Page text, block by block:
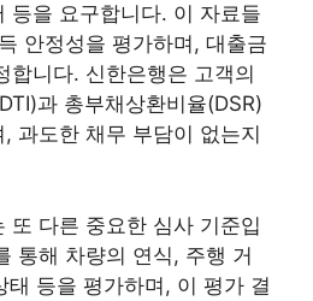
등을 요구합니다. 이 자료들
안정성을 평가하며, 대출금
합니다. 신한은행은 고객의
과 총부채상환비율(DSR)
과도한 채무 부담이 없는지
또 다른 중요한 심사 기준입
통해 차량의 연식, 주행 거
태 등을 평가하며, 이 평가 결